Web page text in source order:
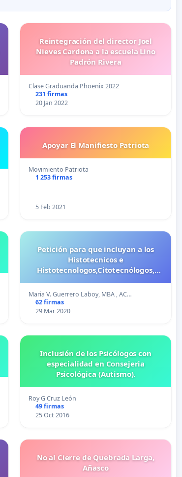
Reintegración del director Joel
Nieves Cardona a la escuela Lino
Padrón Rivera
Clase Graduanda Phoenix 2022
231 firmas
20 Jan 2022
Apoyar El Manifiesto Patriota
Movimiento Patriota
1 253 firmas
5 Feb 2021
Petición para que incluyan a los
Histotecnicos e
Histotecnologos,Citotecnólogos,
Asistentes de Patlogos en el Bono
para Profesionales de la Salud
Maria V. Guerrero Laboy, MBA , AC…
62 firmas
29 Mar 2020
Inclusión de los Psicólogos con
especialidad en Consejeria
Psicológica (Autismo).
Roy G Cruz León
49 firmas
25 Oct 2016
No al Cierre de Quebrada Larga,
Añasco